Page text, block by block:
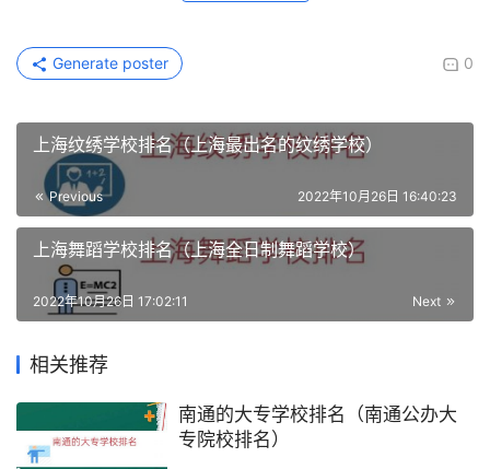
0
Generate poster
上海纹绣学校排名（上海最出名的纹绣学校）
Previous 2022年10月26日 16:40:23
上海舞蹈学校排名（上海全日制舞蹈学校）
Next
2022年10月26日 17:02:11
相关推荐
南通的大专学校排名（南通公办大
专院校排名）